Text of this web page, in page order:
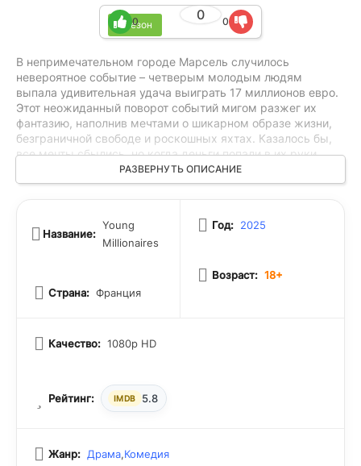
1 сезон
0
0 0
В непримечательном городе Марсель случилось
невероятное событие – четверым молодым людям
выпала удивительная удача выиграть 17 миллионов евро.
Этот неожиданный поворот событий мигом разжег их
фантазию, наполнив мечтами о шикарном образе жизни,
безграничной свободе и роскошных яхтах. Казалось бы,
все мечты сбылись, но когда деньги попали в их руки,
началась настоящая история хаоса и непредвиденных
последствий. Разгоряченные амбициями, герои
сомнение все их давние убеждения и ценности. Дружба,
желания и жизненные принципы сталкиваются с новой
сложный выбор, выявив настоящую суть их сущности в
поиске истины и смысла своего существования. В
духовного роста и внутренней силы.
РАЗВЕРНУТЬ ОПИСАНИЕ
Название:
Young
Millionaires
Страна: Франция
Год: 2025
Возраст: 18+
Качество: 1080p HD
Рейтинг: IMDB 5.8
Жанр: Драма,Комедия